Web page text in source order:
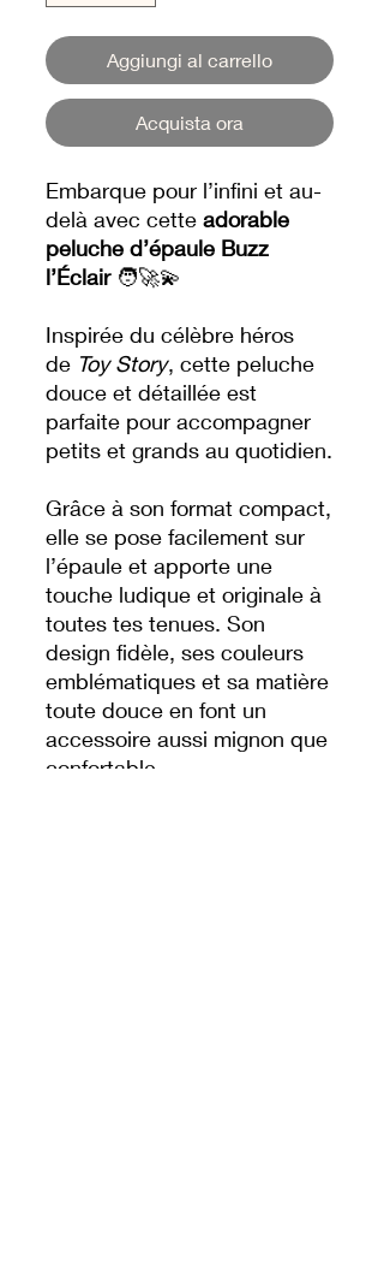
Aggiungi al carrello
Acquista ora
Embarque pour l’infini et au-
delà avec cette adorable
peluche d’épaule Buzz
l’Éclair🧑‍🚀💫
Inspirée du célèbre héros
de Toy Story, cette peluche
douce et détaillée est
parfaite pour accompagner
petits et grands au quotidien.
Grâce à son format compact,
elle se pose facilement sur
l’épaule et apporte une
touche ludique et originale à
toutes tes tenues. Son
design fidèle, ses couleurs
emblématiques et sa matière
toute douce en font un
accessoire aussi mignon que
confortable.